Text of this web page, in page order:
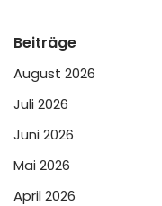
Beiträge
August 2026
Juli 2026
Juni 2026
Mai 2026
April 2026